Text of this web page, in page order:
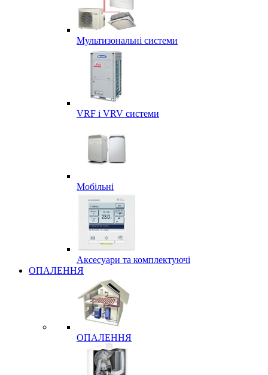
Мультизональні системи
VRF і VRV системи
Мобільні
Аксесуари та комплектуючі
ОПАЛЕННЯ
ОПАЛЕННЯ